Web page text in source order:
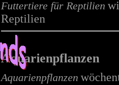
Futtertiere für Reptilien
Reptilien
Aquarienpflanzen
Aquarienpflanzen